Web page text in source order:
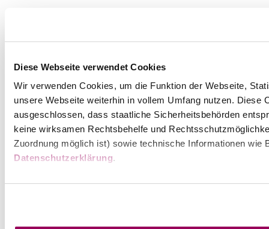
Diese Webseite verwendet Cookies
Wir verwenden Cookies, um die Funktion der Webseite,
unsere Webseite weiterhin in vollem Umfang nutzen.
ausgeschlossen, dass staatliche Sicherheitsbehörden
keine wirksamen Rechtsbehelfe und
Zuordnung möglich ist) sowie technische Informationen
Datenschutzerklärung.